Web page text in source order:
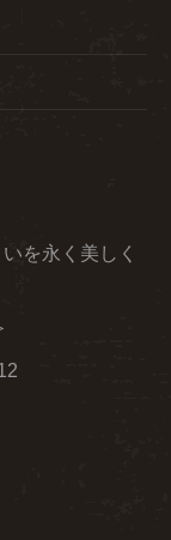
を永く美しく